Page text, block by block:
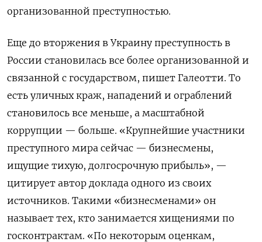
организованной преступностью.
Еще до вторжения в Украину преступность в
России становилась все более организованной и
связанной с государством, пишет Галеотти. То
есть уличных краж, нападений и ограблений
становилось все меньше, а масштабной
коррупции — больше. «Крупнейшие участники
преступного мира сейчас — бизнесмены,
ищущие тихую, долгосрочную прибыль», —
цитирует автор доклада одного из своих
источников. Такими «бизнесменами» он
называет тех, кто занимается хищениями по
госконтрактам. «По некоторым оценкам,